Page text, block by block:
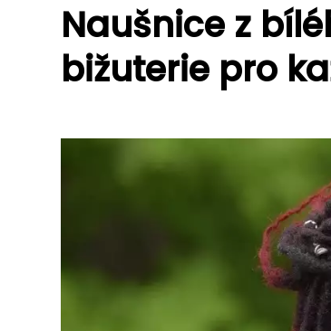
Naušnice z
bižuterie pro